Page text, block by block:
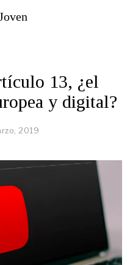
13, ¿el
y digital?
2019